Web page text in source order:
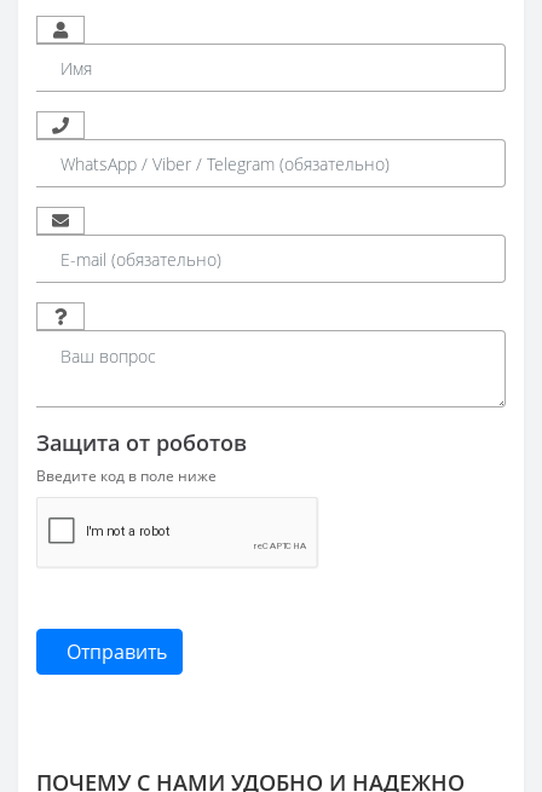
Защита от роботов
Введите код в поле ниже
Отправить
ПОЧЕМУ С НАМИ УДОБНО И НАДЕЖНО